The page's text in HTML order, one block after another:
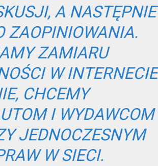
A NASTĘPNIE
ZAOPINIOWANIA.
ZAMIARU
W INTERNECIE
CHCEMY
I WYDAWCOM
JEDNOCZESNYM
W SIECI.